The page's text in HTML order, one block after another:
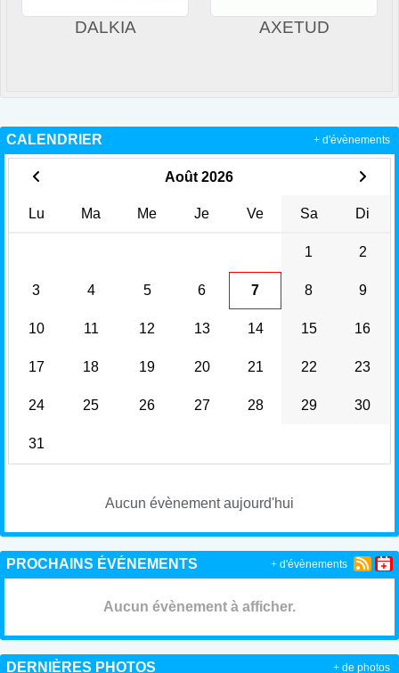
DALKIA AXETUD
CALENDRIER
Août 2026
Lu Ma Me Je Ve Sa Di
1 2
3 4 5 6 7 8 9
10 11 12 13 14 15 16
17 18 19 20 21 22 23
24 25 26 27 28 29 30
31
Aucun évènement aujourd'hui
+ d'évènements
PROCHAINS ÉVÉNEMENTS
Aucun évènement à afficher.
+ d'évènements
DERNIÈRES PHOTOS + de photos